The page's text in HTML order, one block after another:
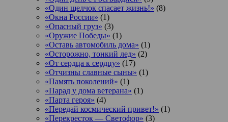
«Один щелчок спасает жизнь!» (8)
«Окна России» (1)
«Опасный груз» (3)
«Оружие Победы» (1)
«Оставь автомобиль дома» (1)
«Осторожно, тонкий лед» (2)
«От сердца к сердцу» (17)
«Отчизны славные сыны» (1)
«Память поколений» (1)
«Парад у дома ветерана» (1)
«Парта героя» (4)
«Передай космический привет!» (1)
«Перекресток — Светофор» (3)